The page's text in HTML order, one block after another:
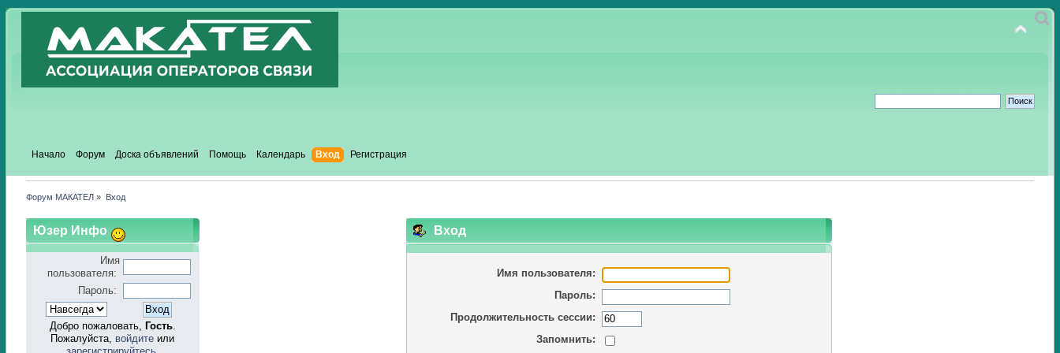
Начало Форум Доска объявлений Помощь Календарь Вход Регистрация
Форум МАКАТЕЛ » Вход
Юзер Инфо
Имя
пользователя:
Пароль:
Добро пожаловать, Гость.
Пожалуйста, войдите или
Вход
Имя пользователя:
Пароль:
Продолжительность сессии:
Запомнить: